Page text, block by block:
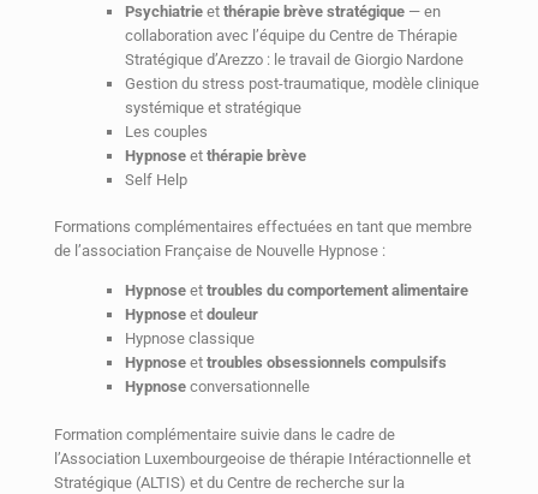
Psychiatrie et thérapie brève stratégique— en
collaboration avec l’équipe du Centre de Thérapie
Stratégique d’Arezzo : le travail de Giorgio Nardone
Gestion du stress post-traumatique, modèle clinique
systémique et stratégique
Les couples
Hypnose et thérapie brève
Self Help
Formations complémentaires effectuées en tant que membre
de l’association Française de Nouvelle Hypnose :
Hypnose et troubles du comportement alimentaire
Hypnose et douleur
Hypnose classique
Hypnose et troubles obsessionnels compulsifs
Hypnose conversationnelle
Formation complémentaire suivie dans le cadre de
l’Association Luxembourgeoise de thérapie Intéractionnelle et
Stratégique (ALTIS) et du Centre de recherche sur la